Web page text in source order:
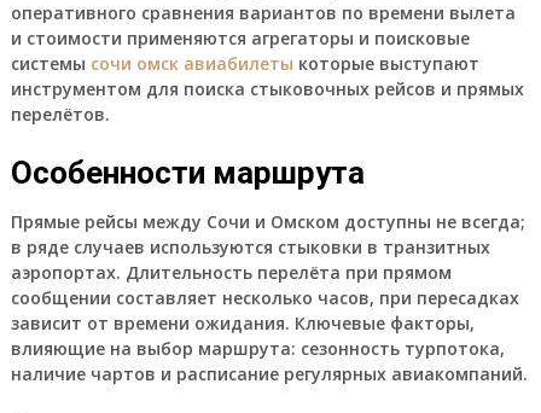
оперативного сравнения вариантов по времени вылета
и стоимости применяются агрегаторы и поисковые
системы сочи омск авиабилеты которые выступают
инструментом для поиска стыковочных рейсов и прямых
перелётов.
Особенности маршрута
Прямые рейсы между Сочи и Омском доступны не всегда;
в ряде случаев используются стыковки в транзитных
аэропортах. Длительность перелёта при прямом
сообщении составляет несколько часов, при пересадках
зависит от времени ожидания. Ключевые факторы,
влияющие на выбор маршрута: сезонность турпотока,
наличие чартов и расписание регулярных авиакомпаний.